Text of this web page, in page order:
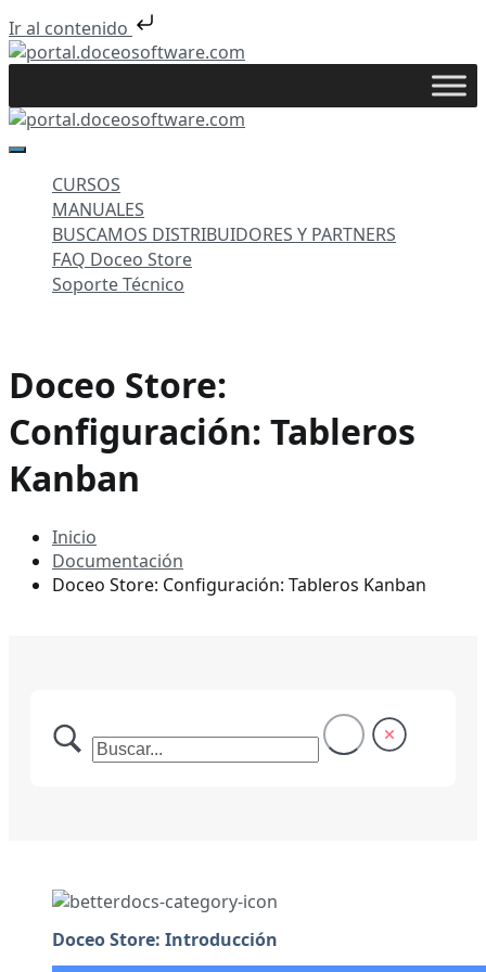
Ir al contenido
Saltar
portal.doceosoftware.com
CURSOS
MANUALES
BUSCAMOS DISTRIBUIDORES Y PARTNERS
FAQ Doceo Store
Soporte Técnico
Doceo Store:
Configuración: Tableros
Kanban
Inicio
Documentación
Doceo Store: Configuración: Tableros Kanban
Doceo Store: Introducción